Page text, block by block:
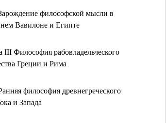
философской мысли в
Вавилоне и Египте
III Философия рабовладельческого
Греции и Рима
философия древнегреческого
и Запада